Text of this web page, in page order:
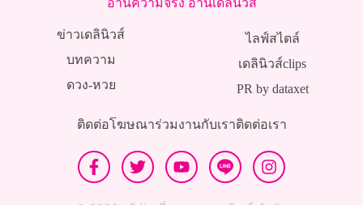
อ่านความจริง อ่านเดลินิวส์
ข่าวเดลินิวส์
บทความ
ดวง-หวย
ไลฟ์สไตล์
เดลินิวส์clips
PR by dataxet
ติดต่อโฆษณาร่วมงานกับเราติดต่อเรา